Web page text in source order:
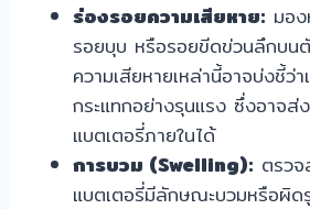
ร่องรอยความเสียหาย: มอ
รอยบุบ หรือรอยขีดข่วนลึกบน
ความเสียหายเหล่านี้อาจบ่งชี้ว่
กระแทกอย่างรุนแรง ซึ่งอาจส่
แบตเตอรี่ภายในได้
การบวม (Swelling): ตรว
แบตเตอรี่มีลักษณะบวมหรือผิด